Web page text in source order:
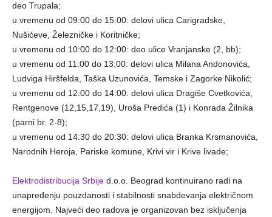
deo Trupala;
u vremenu od 09:00 do 15:00: delovi ulica Carigradske,
Nušićeve, Železničke i Koritničke;
u vremenu od 10:00 do 12:00: deo ulice Vranjanske (2, bb);
u vremenu od 11:00 do 13:00: delovi ulica Milana Andonovića,
Ludviga Hiršfelda, Taška Uzunovića, Temske i Zagorke Nikolić;
u vremenu od 12:00 do 14:00: delovi ulica Dragiše Cvetkovića,
Rentgenove (12,15,17,19), Uroša Predića (1) i Konrada Žilnika
(parni br. 2-8);
u vremenu od 14:30 do 20:30: delovi ulica Branka Krsmanovića,
Narodnih Heroja, Pariske komune, Krivi vir i Krive livade;
Elektrodistribucija Srbije d.o.o. Beograd kontinuirano radi na
unapređenju pouzdanosti i stabilnosti snabdevanja električnom
energijom. Najveći deo radova je organizovan bez isključenja